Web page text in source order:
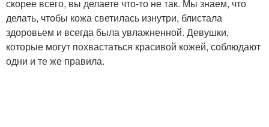
скорее всего, вы делаете что-то не так. Мы знаем, что
делать, чтобы кожа светилась изнутри, блистала
здоровьем и всегда была увлажненной. Девушки,
которые могут похвастаться красивой кожей, соблюдают
одни и те же правила.